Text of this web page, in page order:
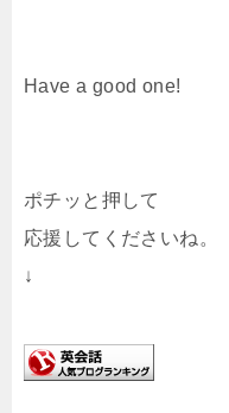
Have a good one!
ポチッと押して
応援してくださいね。
↓